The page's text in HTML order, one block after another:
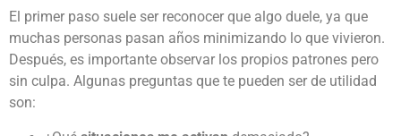
El primer paso suele ser reconocer que algo duele, ya que
muchas personas pasan años minimizando lo que vivieron.
Después, es importante observar los propios patrones pero
sin culpa. Algunas preguntas que te pueden ser de utilidad
son: